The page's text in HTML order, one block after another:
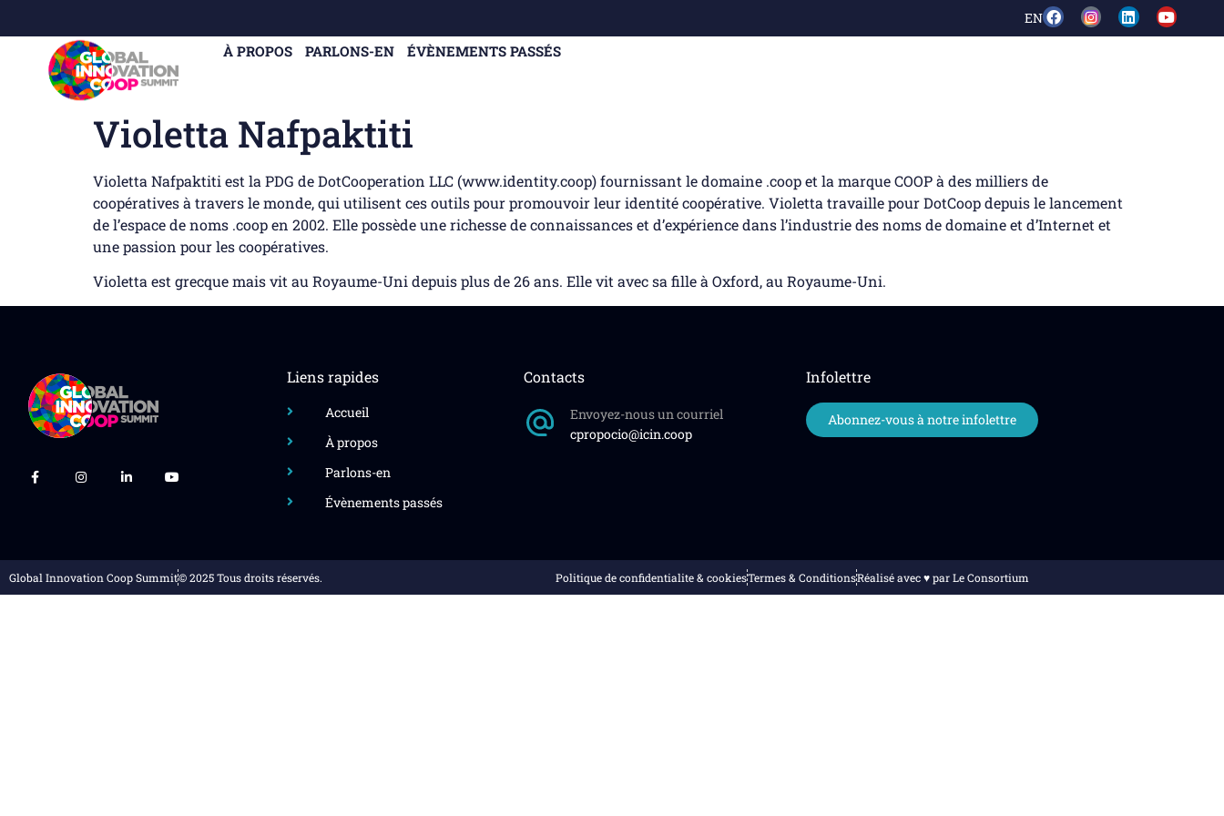
EN
À PROPOS PARLONS-EN ÉVÈNEMENTS PASSÉS
Violetta Nafpaktiti
Violetta Nafpaktiti est la PDG de DotCooperation LLC (www.identity.coop) fournissant le domaine .coop et la marque COOP à des milliers de
coopératives à travers le monde, qui utilisent ces outils pour promouvoir leur identité coopérative. Violetta travaille pour DotCoop depuis le lancement
de l’espace de noms .coop en 2002. Elle possède une richesse de connaissances et d’expérience dans l’industrie des noms de domaine et d’Internet et
une passion pour les coopératives.
Violetta est grecque mais vit au Royaume-Uni depuis plus de 26 ans. Elle vit avec sa fille à Oxford, au Royaume-Uni.
Liens rapides
Accueil
À propos
Parlons-en
Évènements passés
Contacts
Envoyez-nous un courriel
cpropocio@icin.coop
Infolettre
Abonnez-vous à notre infolettre
Global Innovation Coop Summit© 2025 Tous droits réservés. Politique de confidentialite & cookiesTermes & ConditionsRéalisé avec ♥️ par Le Consortium